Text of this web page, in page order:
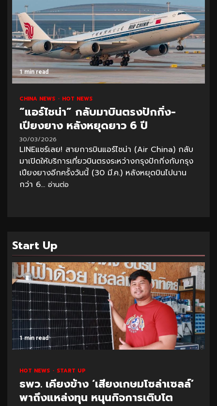
1 min read
CHINA NEWS HOT NEWS
“แอร์ไชน่า” กลับมาบินตรงปักกิ่ง-
เปียงยาง หลังหยุดยาว 6 ปี
30/03/2026
LINEแชร์เลย! สายการบินแอร์ไชน่า (Air China) กลับ
มาเปิดให้บริการเที่ยวบินตรงระหว่างกรุงปักกิ่งกับกรุง
เปียงยางอีกครั้งวันนี้ (30 มี.ค.) หลังหยุดบินไปนาน
กว่า 6... อ่านต่อ
Start Up
1 min read
HOT NEWS START UP
ธพว. เคียงข้าง ‘เสียงเกษมโซล่าเซลล์’
พาถึงแหล่งทุน หนุนกิจการเติบโต